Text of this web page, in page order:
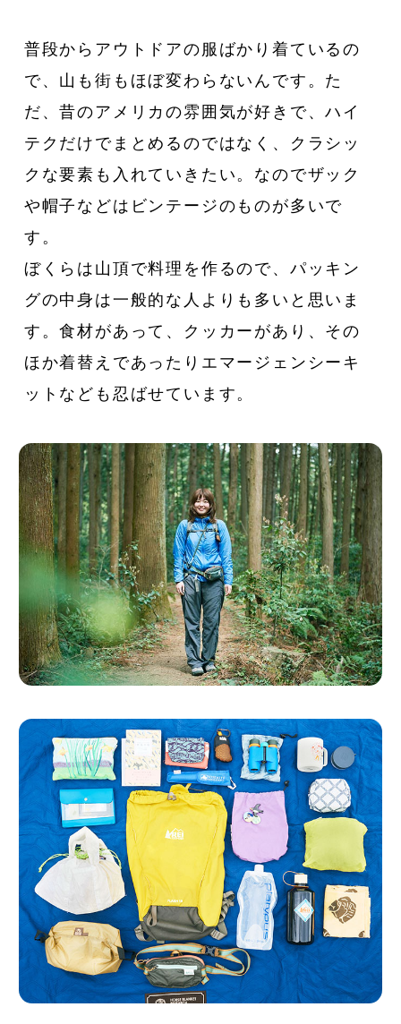
普段からアウトドアの服ばかり着ているの
で、山も街もほぼ変わらないんです。た
だ、昔のアメリカの雰囲気が好きで、ハイ
テクだけでまとめるのではなく、クラシッ
クな要素も入れていきたい。なのでザック
や帽子などはビンテージのものが多いで
す。
ぼくらは山頂で料理を作るので、パッキン
グの中身は一般的な人よりも多いと思いま
す。食材があって、クッカーがあり、その
ほか着替えであったりエマージェンシーキ
ットなども忍ばせています。